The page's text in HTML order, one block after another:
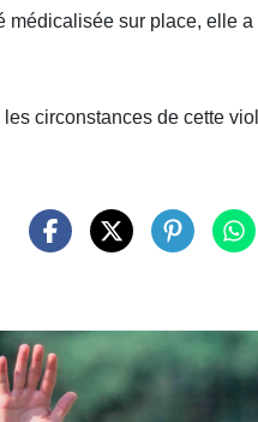
sur place, elle
circonstances de cette